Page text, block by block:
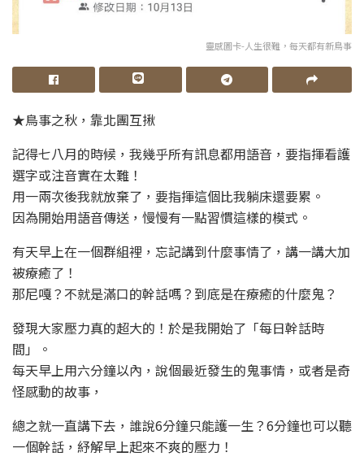
靈感圖卡-人生很難，每天都有新鳥事
★鳥事之秋，靠北團互揪
記得七八月的時候，我幾乎所有訊息都用語音，要指揮看護
選字或注音實在太難！
用一兩次後我就放棄了，要指揮這個比我躺床還要累。
因為開始用語音傳送，慢慢有一點習慣這樣的模式。
有天早上在一個群組裡，忘記講到什麼事情了，講一講大加
被療癒了！
那尼嘎？不就是滿口的幹話嗎？到底是在療癒的什麼鬼？
發現大家壓力真的超大的！於是我開始了「每日幹話時
間」。
每天早上用六分鐘以內，說個最近發生的鬼事情，或者是奇
怪感動的故事，
總之就一直講下去，誰說6分鐘只能護一生？6分鐘也可以聽
一個幹話，紓解早上起來不爽的壓力！